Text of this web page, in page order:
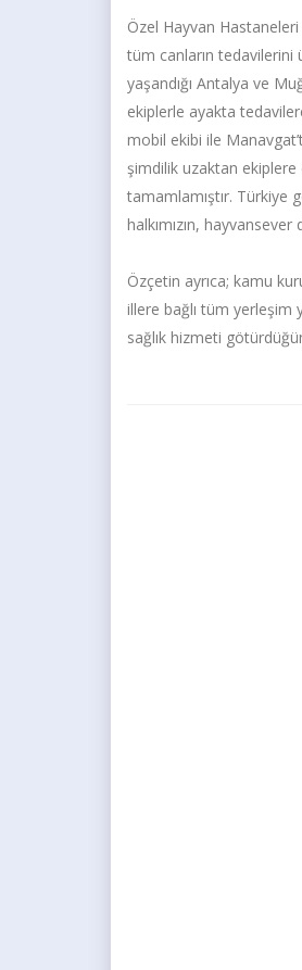
Özel Hayvan
tüm canların tedavilerini
yaşandığı Antalya ve
ekiplerle ayakta
mobil ekibi ile
şimdilik uzaktan ekiplere
tamamlamıştır. Türkiye
halkımızın, hayvansever
Özçetin ayrıca; kamu
illere bağlı tüm yerleşim
sağlık hizmeti